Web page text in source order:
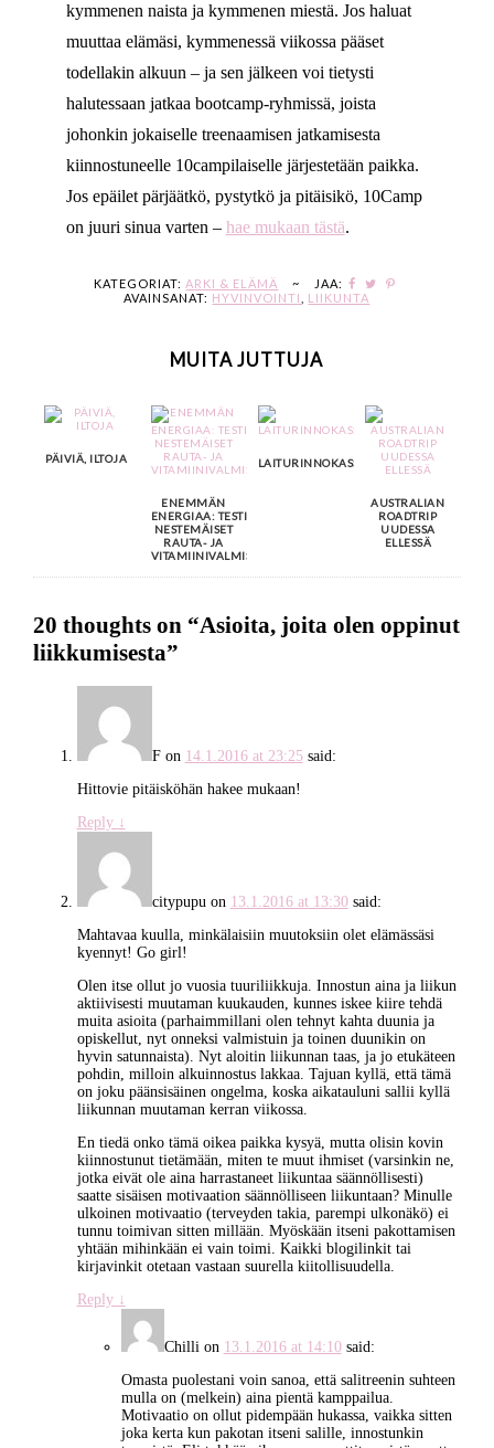
kymmenen naista ja kymmenen miestä. Jos haluat
muuttaa elämäsi, kymmenessä viikossa pääset
todellakin alkuun – ja sen jälkeen voi tietysti
halutessaan jatkaa bootcamp-ryhmissä, joista
johonkin jokaiselle treenaamisen jatkamisesta
kiinnostuneelle 10campilaiselle järjestetään paikka.
Jos epäilet pärjäätkö, pystytkö ja pitäisikö, 10Camp
on juuri sinua varten – hae mukaan tästä.
KATEGORIAT: ARKI & ELÄMÄ ~
JAA:
AVAINSANAT: HYVINVOINTI LIIKUNTA
MUITA JUTTUJA
PÄIVIÄ, ILTOJA
ENEMMÄN
ENERGIAA: TESTISSÄ
NESTEMÄISET
RAUTA- JA
VITAMIINIVALMISTEET
LAITURINNOKASSA
AUSTRALIAN
ROADTRIP
UUDESSA
ELLESSÄ
20 thoughts on “Asioita, joita olen oppinut
liikkumisesta”
Fon 14.1.2016 at 23:25 said:
Hittovie pitäisköhän hakee mukaan!
Reply ↓
citypupuon 13.1.2016 at 13:30 said:
Mahtavaa kuulla, minkälaisiin muutoksiin olet elämässäsi
kyennyt! Go girl!
Olen itse ollut jo vuosia tuuriliikkuja. Innostun aina ja liikun
aktiivisesti muutaman kuukauden, kunnes iskee kiire tehdä
muita asioita (parhaimmillani olen tehnyt kahta duunia ja
opiskellut, nyt onneksi valmistuin ja toinen duunikin on
hyvin satunnaista). Nyt aloitin liikunnan taas, ja jo etukäteen
pohdin, milloin alkuinnostus lakkaa. Tajuan kyllä, että tämä
on joku päänsisäinen ongelma, koska aikatauluni sallii kyllä
liikunnan muutaman kerran viikossa.
En tiedä onko tämä oikea paikka kysyä, mutta olisin kovin
kiinnostunut tietämään, miten te muut ihmiset (varsinkin ne,
jotka eivät ole aina harrastaneet liikuntaa säännöllisesti)
saatte sisäisen motivaation säännölliseen liikuntaan? Minulle
ulkoinen motivaatio (terveyden takia, parempi ulkonäkö) ei
tunnu toimivan sitten millään. Myöskään itseni pakottamisen
yhtään mihinkään ei vain toimi. Kaikki blogilinkit tai
kirjavinkit otetaan vastaan suurella kiitollisuudella.
Reply ↓
Chillion 13.1.2016 at 14:10 said:
Omasta puolestani voin sanoa, että salitreenin suhteen
mulla on (melkein) aina pientä kamppailua.
Motivaatio on ollut pidempään hukassa, vaikka sitten
joka kerta kun pakotan itseni salille, innostunkin